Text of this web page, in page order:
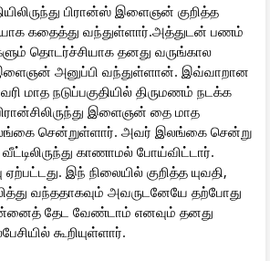
பிரான்ஸ் இளைஞன் குறித்த
கதைத்து வந்துள்ளார்.அத்துடன் பணம்
தொடர்ச்சியாக தனது வருங்கால
அனுப்பி வந்துள்ளான். இவ்வாறான
மாத நடுப்பகுதியில் திருமணம் நடக்க
இளைஞன் தை மாத
சென்றுள்ளார். அவர் இலங்கை சென்று
வீட்டிலிருந்து காணாமல் போய்விட்டார்.
இந் நிலையில் குறித்த யுவதி,
வந்ததாகவும் அவருடனேயே தற்போது
தேட வேண்டாம் எனவும் தனது
கூறியுள்ளார்.